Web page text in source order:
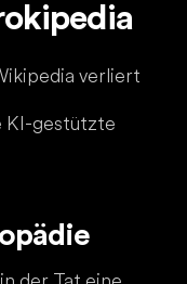
verliert
KI-gestützte